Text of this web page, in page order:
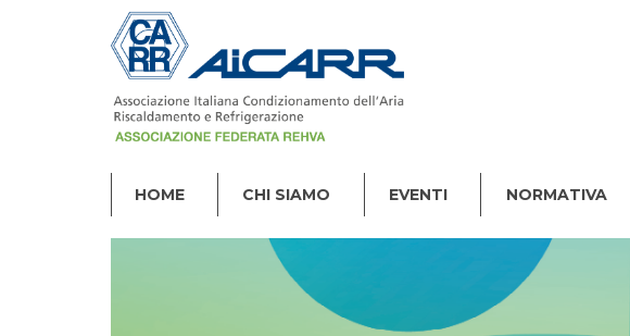
HOME CHI SIAMO EVENTI NORMATIVA